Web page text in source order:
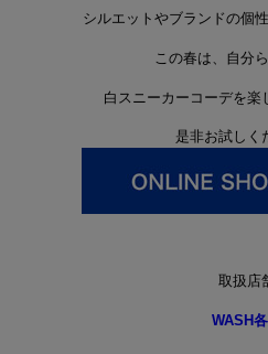
シルエットやブランドの個
この春は、自分
白スニーカーコーデを楽
是非お試しく
取扱店
WASH